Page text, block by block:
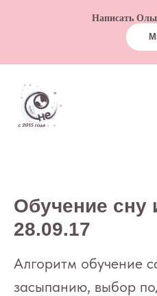
Написать
Обучение
28.09.17
Алгоритм обучение
засыпанию, выбор